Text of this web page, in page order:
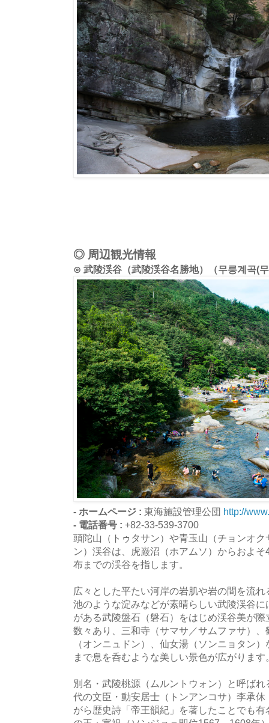
◎ 周辺観光情報
⊙ 武陵渓谷（武陵渓谷名勝地）（무릉계곡(
- ホームページ : 東海施設管理公団 http://
- 電話番号 : +82-33-539-3700
頭陀山（トゥタサン）や青玉山（チョンオ
ン）渓谷は、虎巌沼（ホアムソ）からおよ
布までの渓谷を指します。
広々とした平たい河岸の岩肌や岩の間を流
池のような淀みなどが素晴らしい武陵渓谷
がある武陵盤石（磐石）をはじめ渓谷美が
数々あり、三和寺（サマサ／サムファサ）
（オンニュドン）、仙女湯（ソンニョタン
まで息を呑むような美しい景色が広がります
別名・武陵桃源（ムルントウォン）と呼ば
代の文臣・動安居士（トンアンコサ）李承
がら歴史詩「帝王韻紀」を著したことでも